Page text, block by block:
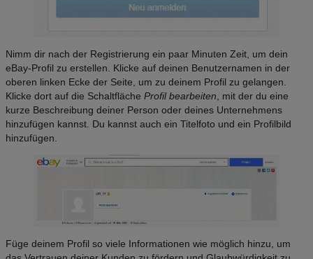
Nimm dir nach der Registrierung ein paar Minuten Zeit, um dein
eBay-Profil zu erstellen. Klicke auf deinen Benutzernamen in der
oberen linken Ecke der Seite, um zu deinem Profil zu gelangen.
Klicke dort auf die Schaltfläche Profil bearbeiten , mit der du eine
kurze Beschreibung deiner Person oder deines Unternehmens
hinzufügen kannst. Du kannst auch ein Titelfoto und ein Profilbild
hinzufügen.
Füge deinem Profil so viele Informationen wie möglich hinzu, um